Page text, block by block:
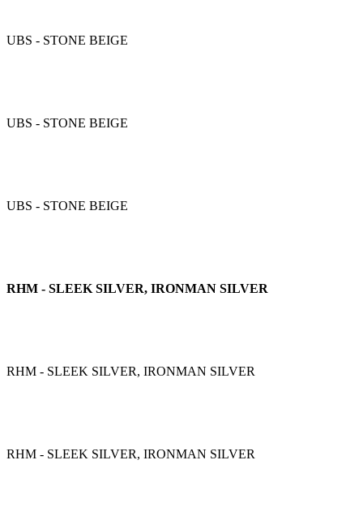
UBS - STONE BEIGE
UBS - STONE BEIGE
UBS - STONE BEIGE
RHM - SLEEK SILVER, IRONMAN SILVER
RHM - SLEEK SILVER, IRONMAN SILVER
RHM - SLEEK SILVER, IRONMAN SILVER